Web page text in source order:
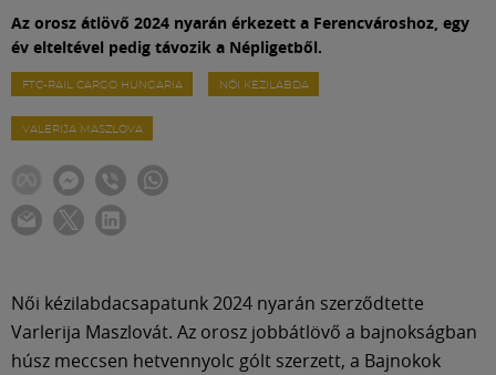
Az orosz átlövő 2024 nyarán érkezett a Ferencvároshoz, egy
év elteltével pedig távozik a Népligetből.
FTC-RAIL CARGO HUNGARIA NŐI KÉZILABDA
VALERIJA MASZLOVA
Női kézilabdacsapatunk 2024 nyarán szerződtette
Varlerija Maszlovát. Az orosz jobbátlövő a bajnokságban
húsz meccsen hetvennyolc gólt szerzett, a Bajnokok
Meccscenter
Klub
Szolgáltatások
Közösség